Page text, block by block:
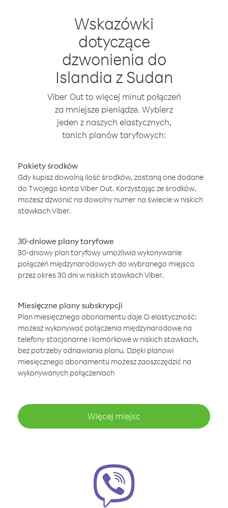
Wskazówki
dotyczące
dzwonienia do
Islandia z Sudan
Viber Out to więcej minut połączeń
za mniejsze pieniądze. Wybierz
jeden z naszych elastycznych,
tanich planów taryfowych:
Pakiety środków
Gdy kupisz dowolną ilość środków, zostaną one dodane
do Twojego konta Viber Out. Korzystając ze środków,
możesz dzwonić na dowolny numer na świecie w niskich
stawkach Viber.
30-dniowe plany taryfowe
30-dniowy plan taryfowy umożliwia wykonywanie
połączeń międzynarodowych do wybranego miejsca
przez okres 30 dni w niskich stawkach Viber.
Miesięczne plany subskrypcji
Plan miesięcznego abonamentu daje Ci elastyczność:
możesz wykonywać połączenia międzynarodowe na
telefony stacjonarne i komórkowe w niskich stawkach,
bez potrzeby odnawiania planu. Dzięki planowi
miesięcznego abonamentu możesz zaoszczędzić na
wykonywanych połączeniach
Więcej miejsc